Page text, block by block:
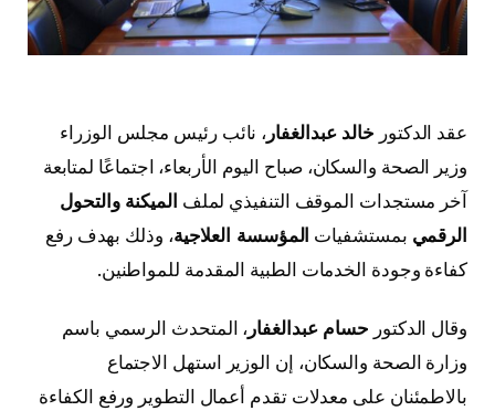
عقد الدكتور خالد عبدالغفار ، نائب رئيس مجلس الوزراء
وزير الصحة والسكان، صباح اليوم الأربعاء، اجتماعًا لمتابعة
آخر مستجدات الموقف التنفيذي لملف الميكنة والتحول
الرقمي بمستشفيات المؤسسة العلاجية، وذلك بهدف رفع
كفاءة وجودة الخدمات الطبية المقدمة للمواطنين.
وقال الدكتور حسام عبدالغفار ، المتحدث الرسمي باسم
وزارة الصحة والسكان، إن الوزير استهل الاجتماع
بالاطمئنان على معدلات تقدم أعمال التطوير ورفع الكفاءة